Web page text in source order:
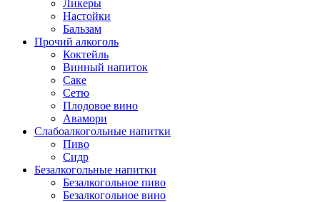
Ликеры
Настойки
Бальзам
Прочий алкоголь
Коктейль
Винный напиток
Саке
Сетю
Плодовое вино
Авамори
Слабоалкогольные напитки
Пиво
Сидр
Безалкогольные напитки
Безалкогольное пиво
Безалкогольное вино